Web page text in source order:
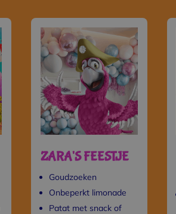
ZARA'S FEESTJE
Goudzoeken
Onbeperkt limonade
Patat met snack of